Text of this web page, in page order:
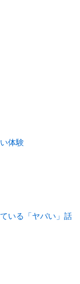
体験
いる「ヤバい」話